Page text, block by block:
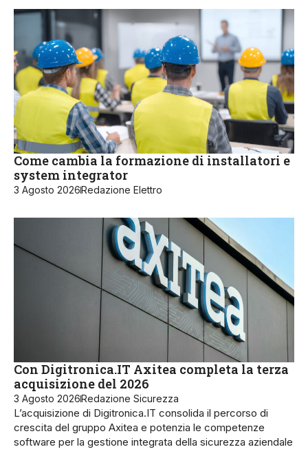
Come cambia la formazione di installatori e
system integrator
3 Agosto 2026Redazione Elettro
Con Digitronica.IT Axitea completa la terza
acquisizione del 2026
3 Agosto 2026Redazione Sicurezza
L’acquisizione di Digitronica.IT consolida il percorso di
crescita del gruppo Axitea e potenzia le competenze
software per la gestione integrata della sicurezza aziendale